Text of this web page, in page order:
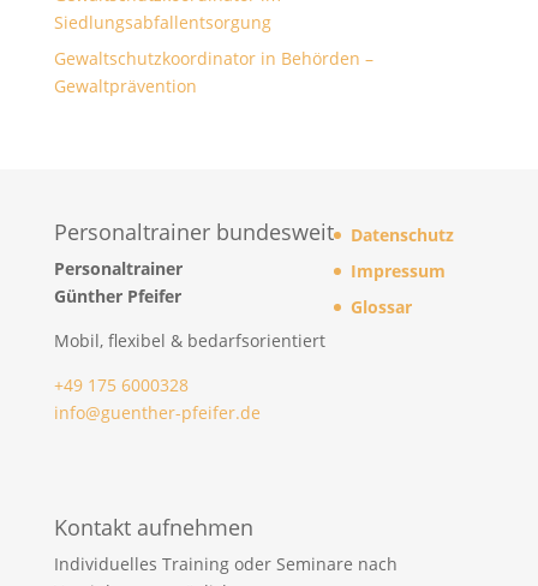
Siedlungsabfallentsorgung
Gewaltschutzkoordinator in Behörden –
Gewaltprävention
Personaltrainer bundesweit
Personaltrainer
Günther Pfeifer
Mobil, flexibel & bedarfsorientiert
+49 175 6000328
info@guenther-pfeifer.de
Datenschutz
Impressum
Glossar
Kontakt aufnehmen
Individuelles Training oder Seminare nach